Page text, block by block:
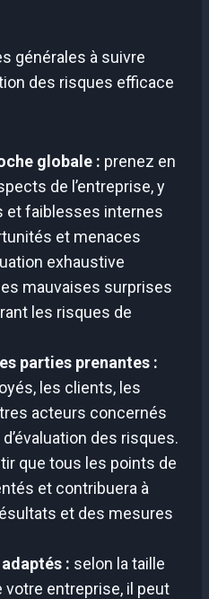
générales à suivre
des risques efficace
globale : prenez en
de l’entreprise, y
et faiblesses internes
et menaces
exhaustive
mauvaises surprises
les risques de
parties prenantes :
les clients, les
acteurs concernés
des risques.
que tous les points de
et contribuera à
et des mesures
: selon la taille
votre entreprise, il peut